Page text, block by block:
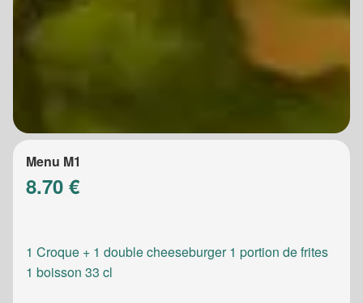
Menu M1
8.70 €
1 Croque + 1 double cheeseburger 1 portion de frites
1 boisson 33 cl